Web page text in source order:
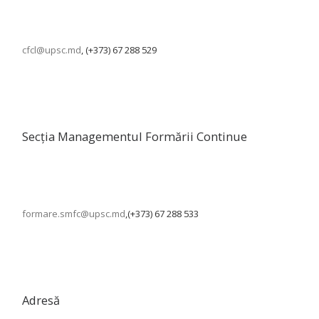
cfcl@upsc.md, (+373) 67 288 529
Secția Managementul Formării Continue
formare.smfc@upsc.md,(+373) 67 288 533
Adresă